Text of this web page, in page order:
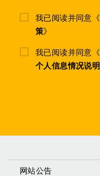
我已阅读并同意《
策》
我已阅读并同意《
个人信息情况说明
网站公告